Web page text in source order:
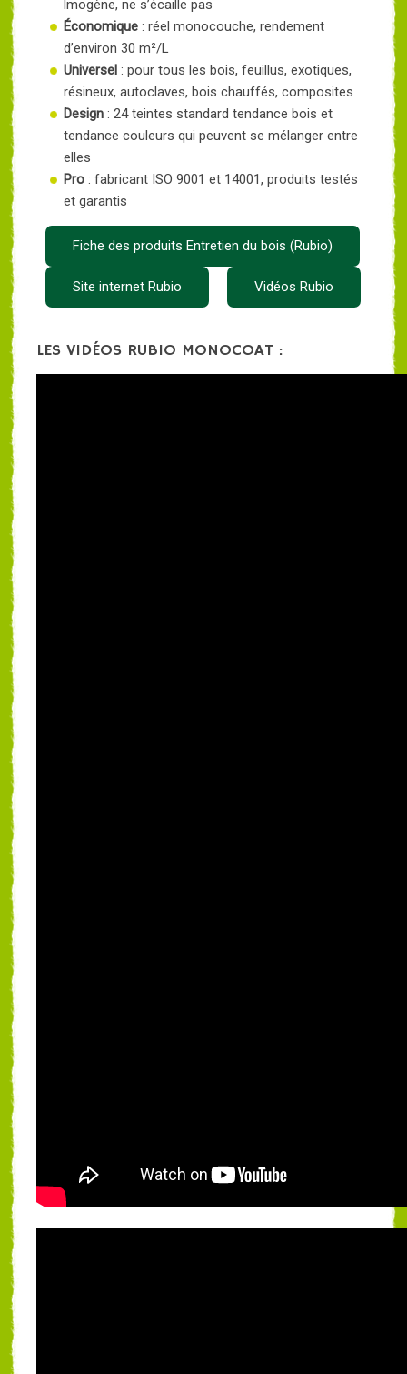
lmogène, ne s’écaille pas
Économique : réel monocouche, rendement
d’environ 30 m²/L
Universel : pour tous les bois, feuillus, exotiques,
résineux, autoclaves, bois chauffés, composites
Design : 24 teintes standard tendance bois et
tendance couleurs qui peuvent se mélanger entre
elles
Pro : fabricant ISO 9001 et 14001, produits testés
et garantis
Fiche des produits Entretien du bois (Rubio)
Site internet Rubio Vidéos Rubio
LES VIDÉOS RUBIO MONOCOAT :